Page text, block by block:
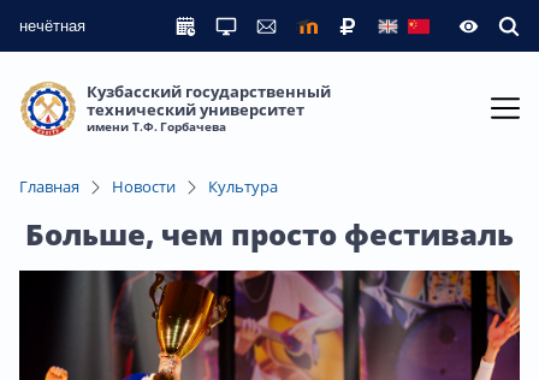
нечётная
Кузбасский государственный
технический университет
имени Т.Ф. Горбачева
Главная Новости Культура
Больше, чем просто фестиваль